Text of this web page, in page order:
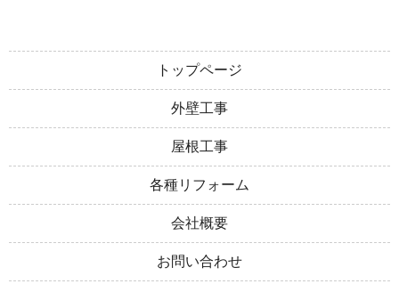
トップページ
外壁工事
屋根工事
各種リフォーム
会社概要
お問い合わせ